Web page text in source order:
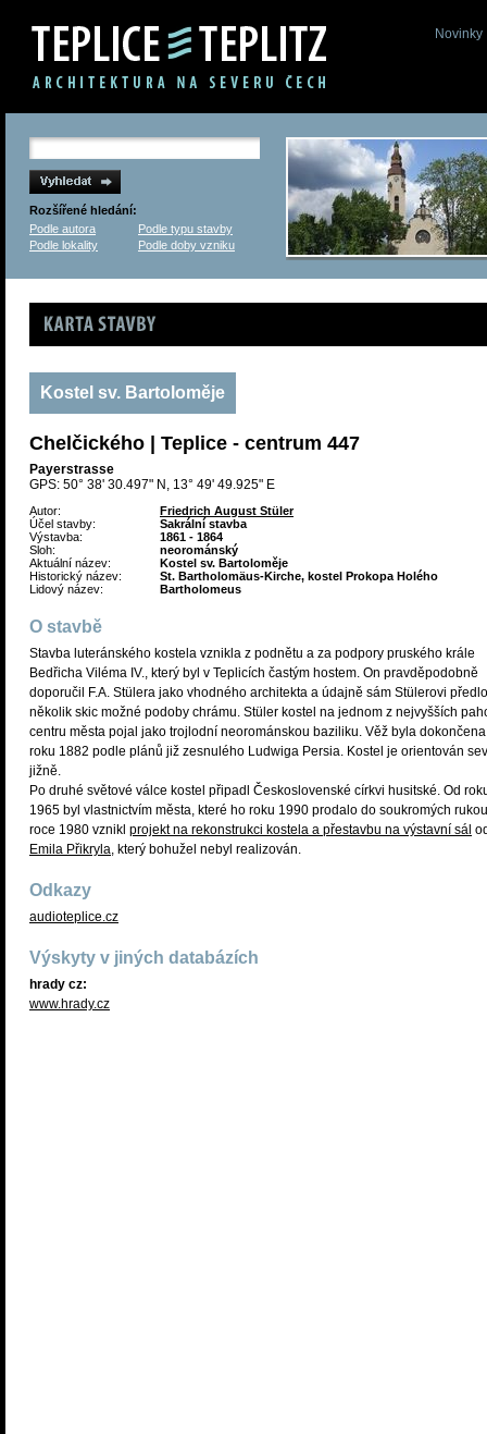
Novinky
Rozšířené hledání:
Podle autora
Podle typu stavby
Podle lokality
Podle doby vzniku
Karta stavby
Kostel sv. Bartoloměje
Chelčického | Teplice - centrum 447
Payerstrasse
GPS: 50° 38' 30.497" N, 13° 49' 49.925" E
Autor:
Friedrich August Stüler
Účel stavby:
Sakrální stavba
Výstavba:
1861 - 1864
Sloh:
neorománský
Aktuální název:
Kostel sv. Bartoloměje
Historický název:
St. Bartholomäus-Kirche, kostel Prokopa Holého
Lidový název:
Bartholomeus
O stavbě
Stavba luteránského kostela vznikla z podnětu a za podpory pruského krále
Bedřicha Viléma IV., který byl v Teplicích častým hostem. On pravděpodobně
doporučil F.A. Stülera jako vhodného architekta a údajně sám Stülerovi
několik skic možné podoby chrámu. Stüler kostel na jednom z nejvyšších
centru města pojal jako trojlodní neorománskou baziliku. Věž byla
roku 1882 podle plánů již zesnulého Ludwiga Persia. Kostel je orientován
jižně.
Po druhé světové válce kostel připadl Československé církvi husitské. Od
1965 byl vlastnictvím města, které ho roku 1990 prodalo do soukromých
roce 1980 vznikl projekt na rekonstrukci kostela a přestavbu na výstavní sál
Emila Přikryla, který bohužel nebyl realizován.
Odkazy
audioteplice.cz
Výskyty v jiných databázích
hrady cz:
www.hrady.cz